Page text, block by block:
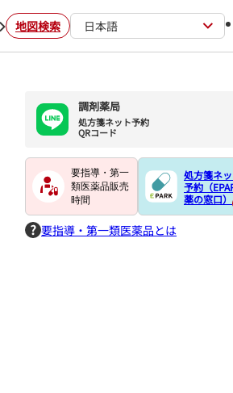
地図検索 日本語
調剤薬局
処方箋ネット予約
QRコード
要指導・第一
類医薬品販売
時間
処方箋ネ
予約（
薬の窓口）
要指導・第一類医薬品とは